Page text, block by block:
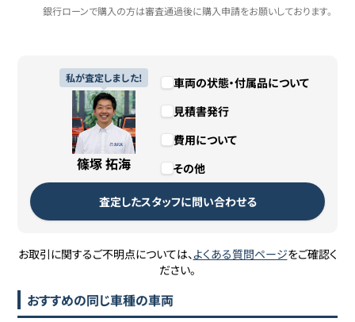
銀行ローンで購入の方は審査通過後に購入申請をお願いしております。
私が査定しました!
篠塚 拓海
車両の状態・付属品について
見積書発行
費用について
その他
査定したスタッフに問い合わせる
お取引に関するご不明点については、よくある質問ページをご確認く
ださい。
おすすめの同じ車種の車両